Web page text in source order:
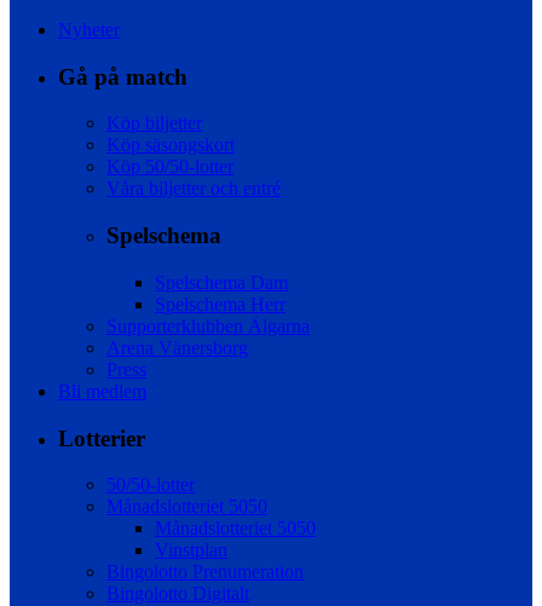
Nyheter
Gå på match
Köp biljetter
Köp säsongskort
Köp 50/50-lotter
Våra biljetter och entré
Spelschema
Spelschema Dam
Spelschema Herr
Supporterklubben Älgarna
Arena Vänersborg
Press
Bli medlem
Lotterier
50/50-lotter
Månadslotteriet 5050
Månadslotteriet 5050
Vinstplan
Bingolotto Prenumeration
Bingolotto Digitalt